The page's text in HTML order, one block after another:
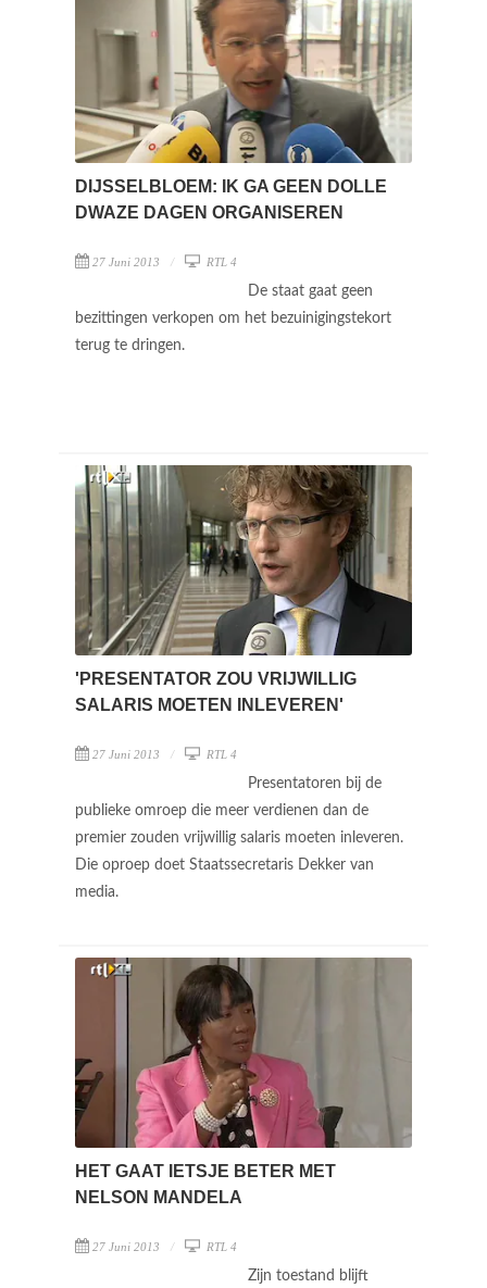
DIJSSELBLOEM: IK GA GEEN DOLLE
DWAZE DAGEN ORGANISEREN
27 Juni 2013 RTL 4
De staat gaat geen
bezittingen verkopen om het bezuinigingstekort
terug te dringen.
'PRESENTATOR ZOU VRIJWILLIG
SALARIS MOETEN INLEVEREN'
27 Juni 2013 RTL 4
Presentatoren bij de
publieke omroep die meer verdienen dan de
premier zouden vrijwillig salaris moeten inleveren.
Die oproep doet Staatssecretaris Dekker van
media.
HET GAAT IETSJE BETER MET
NELSON MANDELA
27 Juni 2013 RTL 4
Zijn toestand blijft